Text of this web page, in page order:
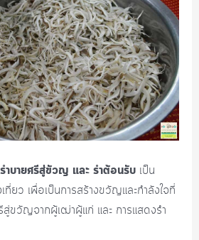
บายศรีสู่ขัวญ และ รำต้อนรับเป็น
ยว เพื่อเป็นการสร้างขวัญและกำลังใจที่
สู่ขวัญจากผู้เฒ่าผู้แก่ และ การแสดงรำ